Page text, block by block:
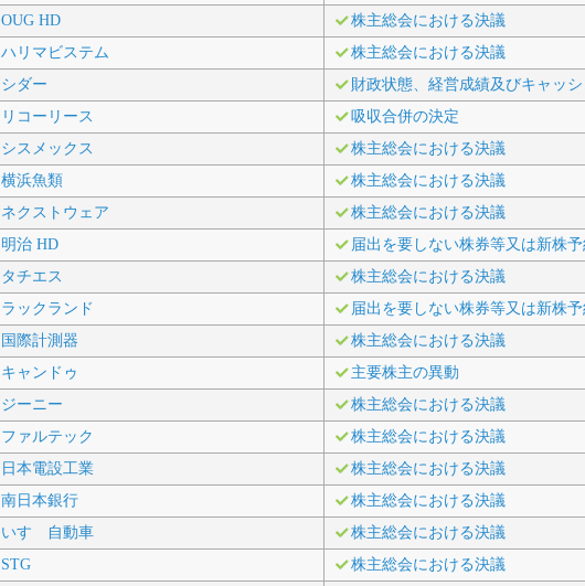
OUG HD
株主総会における決議
ハリマビステム
株主総会における決議
シダー
財政状態、経営成績及びキャッ
リコーリース
吸収合併の決定
シスメックス
株主総会における決議
横浜魚類
株主総会における決議
ネクストウェア
株主総会における決議
明治 HD
届出を要しない株券等又は新株
タチエス
株主総会における決議
ラックランド
届出を要しない株券等又は新株
国際計測器
株主総会における決議
キャンドゥ
主要株主の異動
ジーニー
株主総会における決議
ファルテック
株主総会における決議
日本電設工業
株主総会における決議
南日本銀行
株主総会における決議
いすゞ自動車
株主総会における決議
STG
株主総会における決議